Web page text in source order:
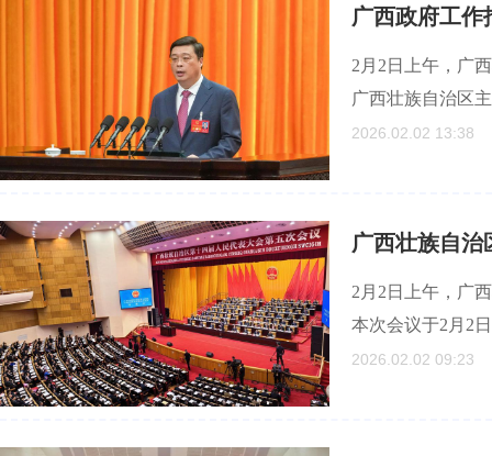
广西政府工作
2月2日上午，广
广西壮族自治区
2026.02.02 13:38
广西壮族自治
2月2日上午，广
本次会议于2月2
2026.02.02 09:23